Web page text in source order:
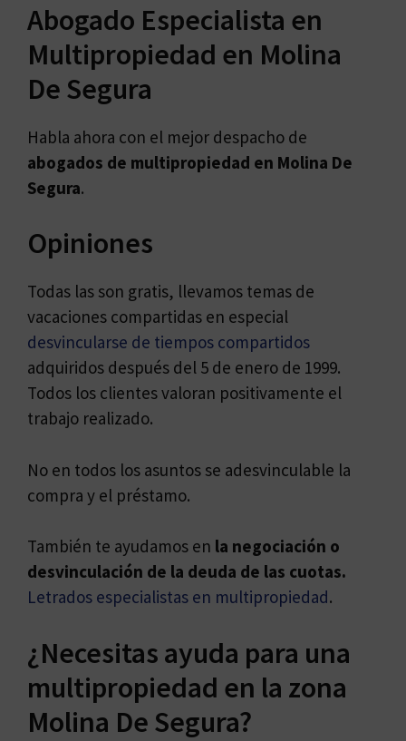
Abogado Especialista en
Multipropiedad en Molina
De Segura
Habla ahora con el mejor despacho de
abogados de multipropiedad en Molina De
Segura.
Opiniones
Todas las son gratis, llevamos temas de
vacaciones compartidas en especial
desvincularse de tiempos compartidos
adquiridos después del 5 de enero de 1999.
Todos los clientes valoran positivamente el
trabajo realizado.
No en todos los asuntos se adesvinculable la
compra y el préstamo.
También te ayudamos en la negociación o
desvinculación de la deuda de las cuotas.
Letrados especialistas en multipropiedad.
¿Necesitas ayuda para una
multipropiedad en la zona
Molina De Segura?